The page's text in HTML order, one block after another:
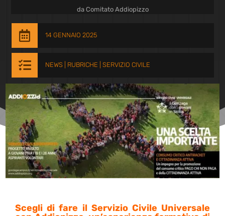
da Comitato Addiopizzo
 14 GENNAIO 2025
 NEWS| RUBRICHE SERVIZIO CIVILE
Scegli di fare il Servizio Civile Universale